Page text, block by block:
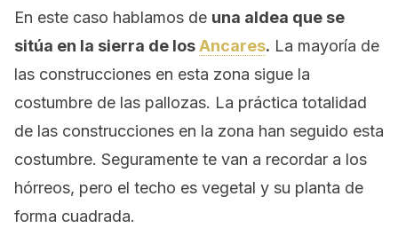
En este caso hablamos de una aldea que se
sitúa en la sierra de losAncares. La mayoría de
las construcciones en esta zona sigue la
costumbre de las pallozas. La práctica totalidad
de las construcciones en la zona han seguido esta
costumbre. Seguramente te van a recordar a los
hórreos, pero el techo es vegetal y su planta de
forma cuadrada.